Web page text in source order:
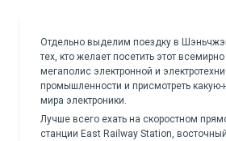
Отдельно выделим поездку в
тех, кто желает посетить этот
мегаполис электронной и
промышленности и присмотреть какую-
мира электроники.
Лучше всего ехать на скоростном
станции East Railway Station,